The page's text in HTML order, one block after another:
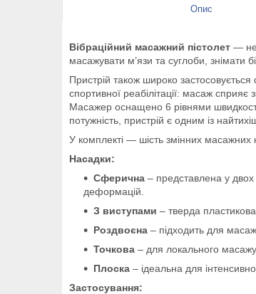
Опис
Вібраційний масажний пістолет —
масажувати м’язи та суглоби, знімати
Пристрій також широко
спортивної реабілітації: масаж
Масажер оснащено 6 рівнями
потужність, пристрій є одним із
У комплекті — шість змінних масажних
Насадки:
Сферична – представлена у двох
деформацій.
З виступами – тверда
Роздвоєна – підходить для
Точкова – для локального масажу
Плоска – ідеальна для
Застосування: